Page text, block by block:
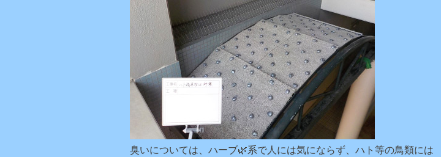
臭いについては、ハーブ🌿系で人には気にならず、ハト等の鳥類には